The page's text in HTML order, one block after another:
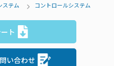
ステム コントロールシステム
ト
い合わせ